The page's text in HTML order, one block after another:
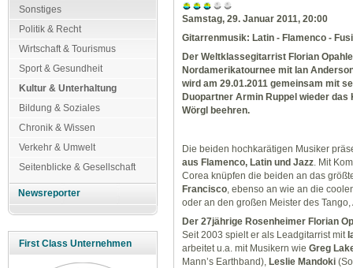
Sonstiges
Politik & Recht
Wirtschaft & Tourismus
Sport & Gesundheit
Kultur & Unterhaltung
Bildung & Soziales
Chronik & Wissen
Verkehr & Umwelt
Seitenblicke & Gesellschaft
Newsreporter
First Class Unternehmen
Samstag, 29. Januar 2011, 20:00
Gitarrenmusik: Latin - Flamenco -
Der Weltklassegitarrist Florian Opahle
Nordamerikatournee mit Ian
wird am 29.01.2011 gemeinsam mit
Duopartner Armin Ruppel wieder das
Wörgl beehren.
Die beiden hochkarätigen Musiker
aus Flamenco, Latin und Jazz. Mit
Corea knüpfen die beiden an das
Francisco, ebenso an wie an die
oder an den großen Meister des Tango,
Der 27jährige RosenheimerFlorian
Seit 2003 spielt er als Leadgitarrist mit
arbeitet u.a. mit Musikern wie Greg
Mann’s Earthband), Leslie Mandoki